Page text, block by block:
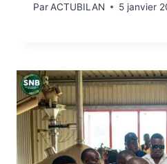
ParACTUBILAN 5 janvier